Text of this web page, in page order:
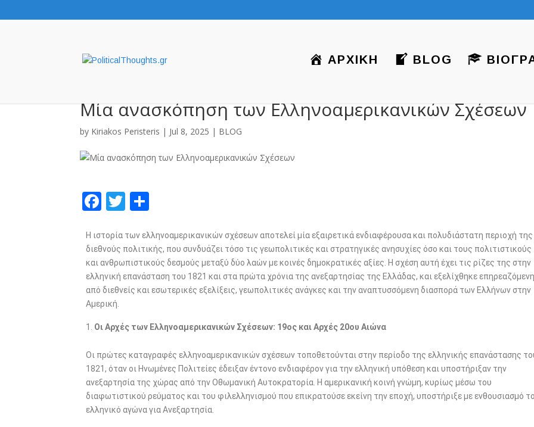
ΑΡΧΙΚΗ BLOG
Μία ανασκόπηση των Ελληνοαμερικανικών Σχέσεων
by Kiriakos Peristeris | Jul 8, 2025 | BLOG
F
e
b
o
o
k
T
itt
er
ar
e
Η ιστορία των ελληνοαμερικανικών σχέσεων αποτελεί μία εξαιρετικά ενδιαφέρουσα και πολυδιάστατη περιοχή της
διεθνούς πολιτικής, που συνδυάζει τόσο τις γεωπολιτικές και στρατηγικές ανησυχίες όσο και τους πολιτιστικούς
και ανθρωπιστικούς δεσμούς μεταξύ δύο λαών με κοινές δημοκρατικές αξίες. Η σχέση αυτή έχει τις ρίζες της στην
ελληνική επανάσταση του 1821 και στα πρώτα χρόνια της ανεξαρτησίας της Ελλάδας, και εξελίχθηκε επηρεαζόμενη
από διεθνείς και εσωτερικές εξελίξεις, γεωπολιτικές ανάγκες και την αναπτυσσόμενη διασπορά των Ελλήνων στην
Αμερική.
Οι Αρχές των Ελληνοαμερικανικών Σχέσεων: 19ος και Αρχές 20ου Αιώνα
Οι πρώτες καταγραφές ελληνοαμερικανικών σχέσεων τοποθετούνται στην περίοδο της ελληνικής επανάστασης
1821, όταν οι Ηνωμένες Πολιτείες έδειξαν έντονο ενδιαφέρον για την ελληνική υπόθεση και υποστήριξαν την
ανεξαρτησία της χώρας από την Οθωμανική Αυτοκρατορία. Η αμερικανική κοινή γνώμη, κυρίως μέσω του
διαφωτιστικού ρεύματος και του φιλελληνισμού που επικρατούσε εκείνη την εποχή, υποστήριξε με ενθουσιασμό
ελληνικό αγώνα για Ανεξαρτησία.